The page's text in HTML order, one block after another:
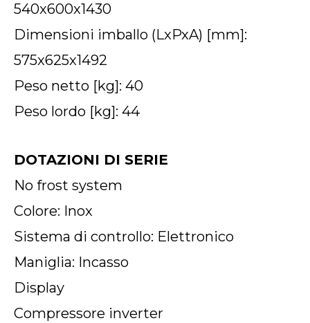
540x600x1430
Dimensioni imballo (LxPxA) [mm]:
575x625x1492
Peso netto [kg]: 40
Peso lordo [kg]: 44
DOTAZIONI DI SERIE
No frost system
Colore: Inox
Sistema di controllo: Elettronico
Maniglia: Incasso
Display
Compressore inverter